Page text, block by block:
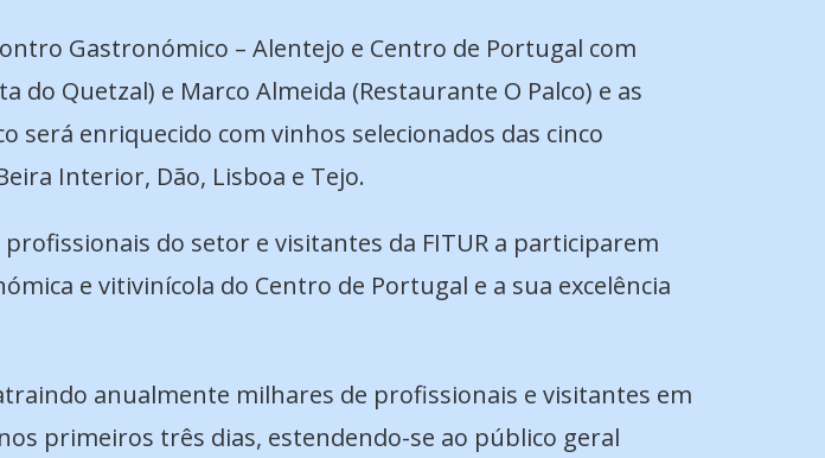
Gastronómico – Alentejo e Centro de Portugal com
Quetzal) e Marco Almeida (Restaurante O Palco) e as
enriquecido com vinhos selecionados das cinco
Interior, Dão, Lisboa e Tejo.
do setor e visitantes da FITUR a participarem
e vitivinícola do Centro de Portugal e a sua excelência
anualmente milhares de profissionais e visitantes em
primeiros três dias, estendendo-se ao público geral